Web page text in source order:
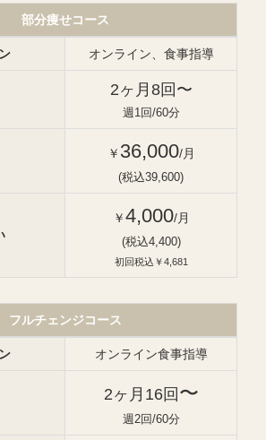
部分痩せコース
オンライン、食事指導
2ヶ月8回〜
週1回/60分
￥ 36,000/月
(税込39,600)
￥4,000/月
(税込4,400)
初回税込￥4,681
フルチェンジコース
オンライン食事指導
2ヶ月16回 〜
週2回/60分